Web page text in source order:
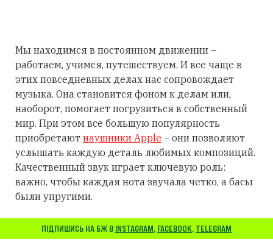
Мы находимся в постоянном движении –
работаем, учимся, путешествуем. И все чаще в
этих повседневных делах нас сопровождает
музыка. Она становится фоном к делам или,
наоборот, помогает погрузиться в собственный
мир. При этом все большую популярность
приобретают наушники Apple – они позволяют
услышать каждую деталь любимых композиций.
Качественный звук играет ключевую роль:
важно, чтобы каждая нота звучала четко, а басы
были упругими.
ПІДПИШИСЬ НА БЖ В INSTAGRAM, FACEBOOK, TELEGRAM